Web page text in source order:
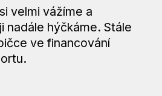
velmi vážíme a
nadále hýčkáme. Stále
ve financování